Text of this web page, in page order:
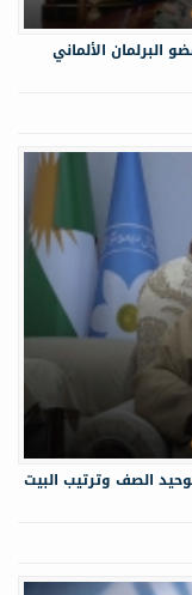
الألماني
الصف وترتيب البيت